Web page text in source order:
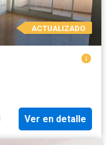
ACTUALIZADO
Ver en detalle